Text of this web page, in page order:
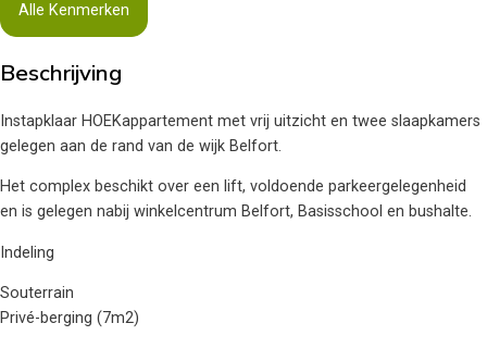
Alle Kenmerken
Beschrijving
Instapklaar HOEKappartement met vrij uitzicht en twee slaapkamers
gelegen aan de rand van de wijk Belfort.
Het complex beschikt over een lift, voldoende parkeergelegenheid
en is gelegen nabij winkelcentrum Belfort, Basisschool en bushalte.
Indeling
Souterrain
Privé-berging (7m2)